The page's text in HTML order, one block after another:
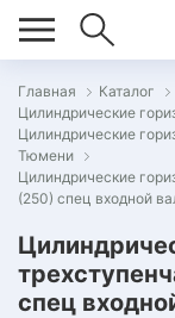
Главная Каталог
Цилиндрические
Цилиндрические
Тюмени
Цилиндрические
(250) спец входной
спец